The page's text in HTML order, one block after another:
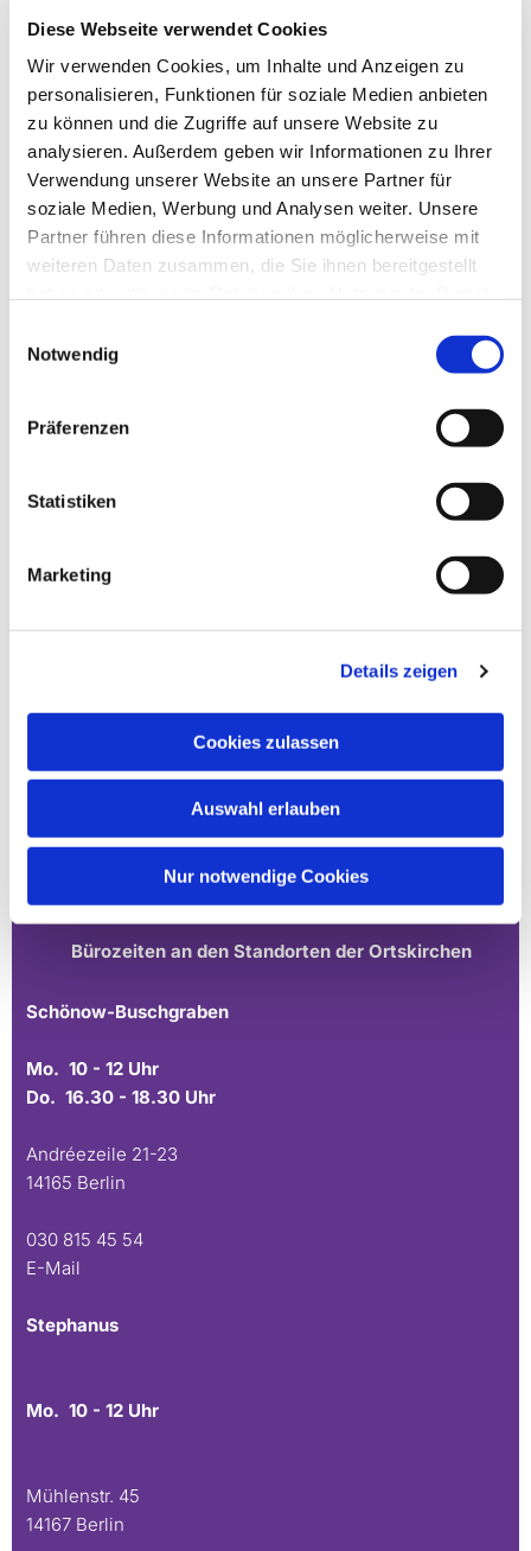
Diese Webseite verwendet Cookies
Wir verwenden Cookies, um Inhalte und Anzeigen zu
personalisieren, Funktionen für soziale Medien anbieten
zu können und die Zugriffe auf unsere Website zu
analysieren. Außerdem geben wir Informationen zu Ihrer
Verwendung unserer Website an unsere Partner für
soziale Medien, Werbung und Analysen weiter. Unsere
Partner führen diese Informationen möglicherweise mit
weiteren Daten zusammen, die Sie ihnen bereitgestellt
Notwendig
Präferenzen
Statistiken
Marketing
Details zeigen
Cookies zulassen
Auswahl erlauben
Nur notwendige Cookies
Dies könnte Sie auch
interessieren
Ev. Gesamtkirchengemeinde Zehlendorf-Süd
Heimat 27 - 14165 Berlin
030 815 18 39
kontakt@evkirchezehlendorfsued.de
Bürozeiten an den Standorten der Ortskirchen
Schönow-Buschgraben
Mo. 10 - 12 Uhr
Do. 16.30 - 18.30 Uhr
Andréezeile 21-23
14165 Berlin
030 815 45 54
E-Mail
Stephanus
Mo. 10 - 12 Uhr
Mühlenstr. 45
14167 Berlin